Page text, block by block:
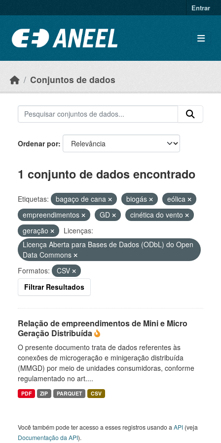
Entrar
Conjuntos de dados
Ordenar por
1 conjunto de dados encontrado
Etiquetas: bagaço de cana biogás
eólica
empreendimentos
GD
cinética do vento
geração
Licenças:
Licença Aberta para Bases de Dados (ODbL) do Open
Data Commons
Formatos:
CSV
Filtrar Resultados
Relação de empreendimentos de Mini e Micro
Geração Distribuída
O presente documento trata de dados referentes às
conexões de microgeração e minigeração distribuída
(MMGD) por meio de unidades consumidoras, conforme
regulamentado no art....
PDF ZIP PARQUET CSV
Você também pode ter acesso a esses registros usando a API (veja
Documentação da API).